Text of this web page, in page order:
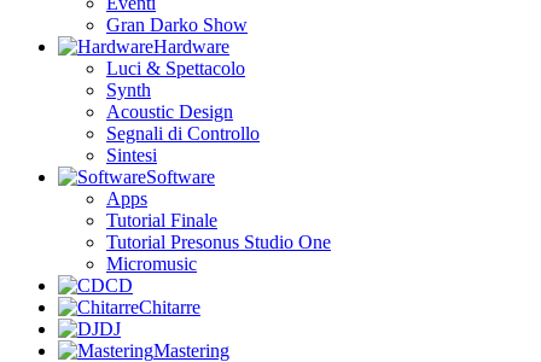
Gran Darko Show
Hardware
Luci & Spettacolo
Synth
Acoustic Design
Segnali di Controllo
Sintesi
Software
Apps
Tutorial Finale
Tutorial Presonus Studio One
Micromusic
CD
Chitarre
DJ
Mastering